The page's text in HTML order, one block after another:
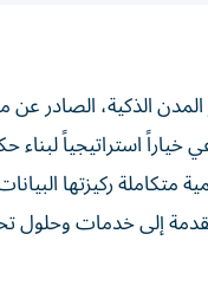
المدن الذكية، الصادر
استراتيجياً لبناء
ركيزتها
إلى خدمات وحلول